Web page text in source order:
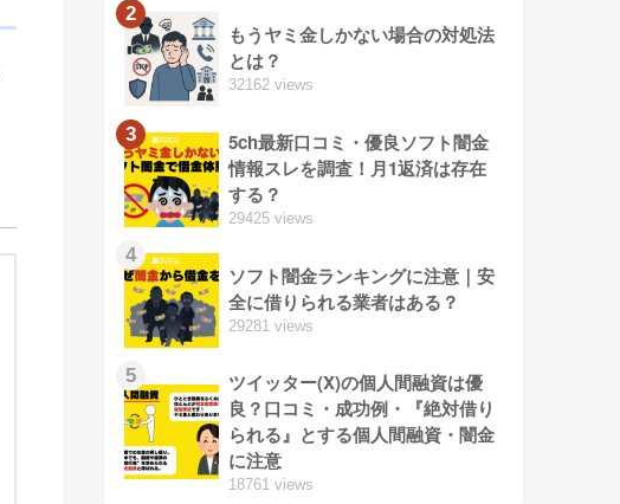
2
もうヤミ金しかない場合の対処法
とは？
32162 views
3
5ch最新口コミ・優良ソフト闇金
情報スレを調査！月1返済は存在
する？
29425 views
4
ソフト闇金ランキングに注意｜安
全に借りられる業者はある？
29281 views
5
ツイッター(X)の個人間融資は優
良？口コミ・成功例・『絶対借り
られる』とする個人間融資・闇金
に注意
18761 views